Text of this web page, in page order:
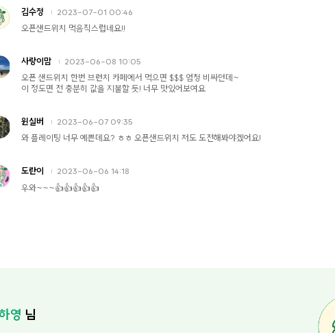
김수정 2023-07-01 00:46
오픈샌드위치 먹음직스럽네요!!
사랑이맘 2023-06-08 10:05
오픈 샌드위치 한번 브런치 카페에서 먹으면 $$$ 엄청 비싸던데~
이 정도면 전 충분히 값을 지불할 듯! 너무 맛있어보여요
윈실버 2023-06-07 09:35
와 플레이팅 너무 예쁜데요? ㅎㅎ 오픈샌드위치 저도 도전해봐야겠어요!
도란이 2023-06-06 14:18
우와~~~👍👍👍👍👍
영 님